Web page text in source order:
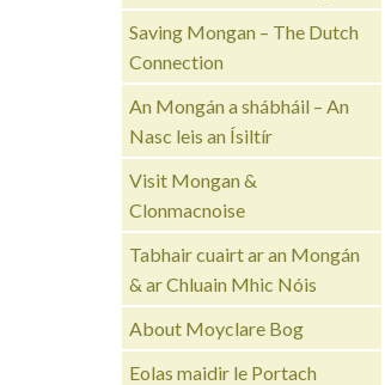
Saving Mongan – The Dutch
Connection
An Mongán a shábháil – An
Nasc leis an Ísiltír
Visit Mongan &
Clonmacnoise
Tabhair cuairt ar an Mongán
& ar Chluain Mhic Nóis
About Moyclare Bog
Eolas maidir le Portach